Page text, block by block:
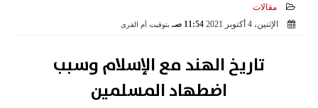
مقالات
الإثنين، 4 أكتوبر 2021
11:54 صـ بتوقيت أم القرى
تاريخ الهند مع الإسلام وسبب
اضطهاد المسلمين